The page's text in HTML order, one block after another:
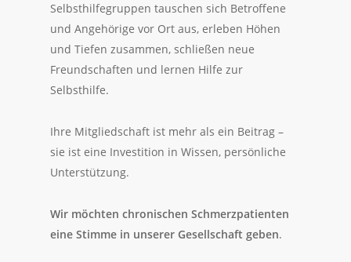
Selbsthilfegruppen tauschen sich Betroffene
und Angehörige vor Ort aus, erleben Höhen
und Tiefen zusammen, schließen neue
Freundschaften und lernen Hilfe zur
Selbsthilfe.
Ihre Mitgliedschaft ist mehr als ein Beitrag –
sie ist eine Investition in Wissen, persönliche
Unterstützung.
Wir möchten chronischen Schmerzpatienten
eine Stimme in unserer Gesellschaft geben.